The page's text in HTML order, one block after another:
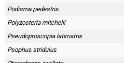
Podisma pedestris
Polyzosteria mitchelli
Pseudoproscopia latirostris
Psophus stridulus